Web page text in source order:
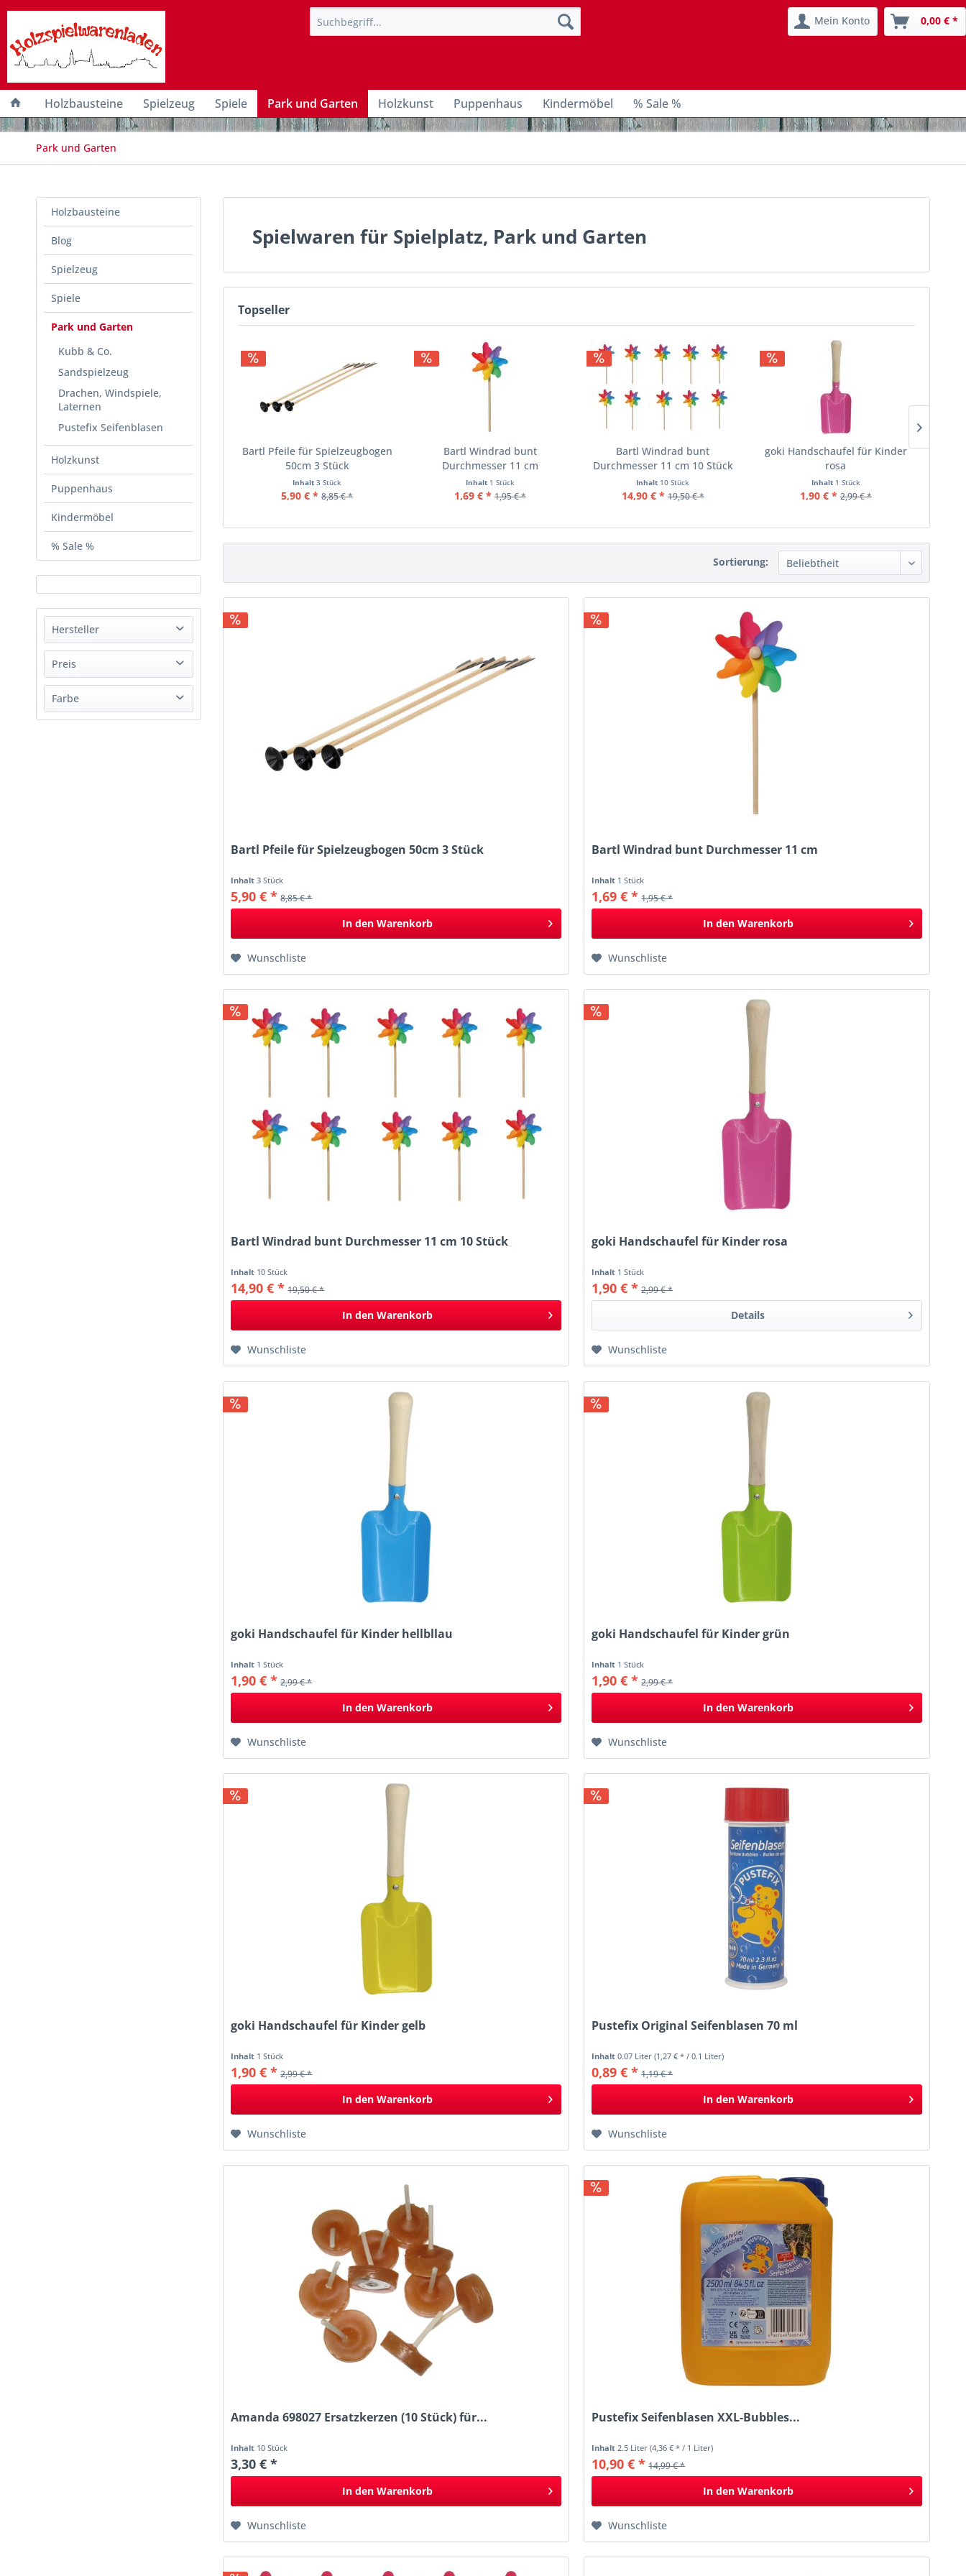
Mein Konto 0,00 € *
Holzbausteine Spielzeug Spiele Park und Garten Holzkunst Puppenhaus Kindermöbel % Sale %
Park und Garten
Holzbausteine
Blog
Spielzeug
Spiele
Park und Garten
Kubb & Co.
Sandspielzeug
Drachen, Windspiele,
Laternen
Pustefix Seifenblasen
Holzkunst
Puppenhaus
Kindermöbel
% Sale %
Hersteller
Amanda
Bartl
Egermann
Eichhorn
Preis
von0,79 €bis58,90 €
Farbe
Spielwaren für Spielplatz, Park und Garten
Topseller
Bartl Pfeile für Spielzeugbogen
50cm 3 Stück
Inhalt3 Stück
5,90 € * 8,85 € *
Bartl Windrad bunt
Durchmesser 11 cm
Inhalt 1 Stück
1,69 € * 1,95 € *
Bartl Windrad bunt
Durchmesser 11 cm 10 Stück
Inhalt 10 Stück
14,90 € * 19,50 € *
goki Handschaufel für Kinder
rosa
Inhalt 1 Stück
1,90 € * 2,99 € *
Sortierung:
Bartl Pfeile für Spielzeugbogen 50cm 3 Stück
Inhalt3 Stück
5,90 € * 8,85 € *
In den Warenkorb
Wunschliste
Bartl Windrad bunt Durchmesser 11 cm
Inhalt 1 Stück
1,69 € * 1,95 € *
In den Warenkorb
Wunschliste
Bartl Windrad bunt Durchmesser 11 cm 10 Stück
Inhalt 10 Stück
14,90 € * 19,50 € *
In den Warenkorb
Wunschliste
goki Handschaufel für Kinder rosa
Inhalt 1 Stück
1,90 € * 2,99 € *
Details
Wunschliste
goki Handschaufel für Kinder hellbllau
Inhalt 1 Stück
1,90 € * 2,99 € *
In den Warenkorb
Wunschliste
goki Handschaufel für Kinder grün
Inhalt 1 Stück
1,90 € * 2,99 € *
In den Warenkorb
Wunschliste
goki Handschaufel für Kinder gelb
Inhalt 1 Stück
1,90 € * 2,99 € *
In den Warenkorb
Wunschliste
Pustefix Original Seifenblasen 70 ml
Inhalt0.07 Liter(1,27 € * / 0.1 Liter)
0,89 € * 1,19 € *
In den Warenkorb
Wunschliste
Amanda 698027 Ersatzkerzen (10 Stück) für...
Inhalt 10 Stück
3,30 € *
In den Warenkorb
Wunschliste
Pustefix Seifenblasen XXL-Bubbles...
Inhalt 2.5 Liter(4,36 € * / 1 Liter)
10,90 € * 14,99 € *
In den Warenkorb
Wunschliste